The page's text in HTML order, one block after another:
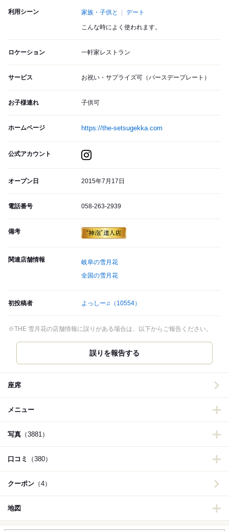
利用シーン 家族・子供と デート
こんな時によく使われます。
ロケーション 一軒家レストラン
サービス お祝い・サプライズ可（バースデープレート）
お子様連れ 子供可
ホームページ https://the-setsugekka.com
公式アカウント
オープン日 2015年7月17日
電話番号 058-263-2939
備考
関連店舗情報
岐阜の雪月花
全国の雪月花
初投稿者 よっしー♫ （10554）
※THE 雪月花の店舗情報に誤りがある場合は、以下からご報告ください。
誤りを報告する
座席
メニュー
写真 （3881）
口コミ （380）
クーポン （4）
地図